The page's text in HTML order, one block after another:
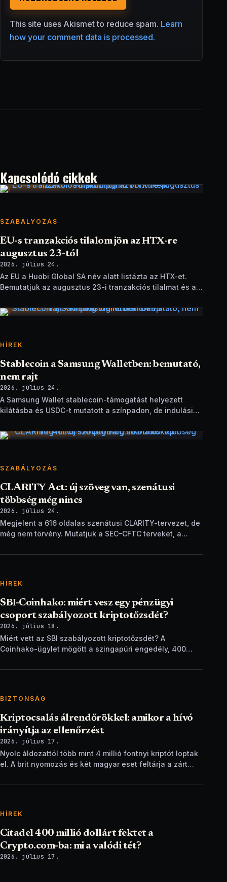
This site uses Akismet to reduce spam. Learn
how your comment data is processed.
Kapcsolódó cikkek
SZABÁLYOZÁS
EU-s tranzakciós tilalom jön az HTX-re
augusztus 23-tól
2026. július 24.
Az EU a Huobi Global SA név alatt listázta az HTX-et.
Bemutatjuk az augusztus 23-i tranzakciós tilalmat és a
HÍREK
Stablecoin a Samsung Walletben: bemutató,
nem rajt
2026. július 24.
A Samsung Wallet stablecoin-támogatást helyezett
kilátásba és USDC-t mutatott a színpadon, de indulási
SZABÁLYOZÁS
CLARITY Act: új szöveg van, szenátusi
többség még nincs
2026. július 24.
Megjelent a 616 oldalas szenátusi CLARITY-tervezet, de
még nem törvény. Mutatjuk a SEC–CFTC terveket, a
HÍREK
SBI-Coinhako: miért vesz egy pénzügyi
csoport szabályozott kriptotőzsdét?
2026. július 18.
Miért vett az SBI szabályozott kriptotőzsdét? A
Coinhako-ügylet mögött a szingapúri engedély, 400
BIZTONSÁG
Kriptocsalás álrendőrökkel: amikor a hívó
irányítja az ellenőrzést
2026. július 17.
Nyolc áldozattól több mint 4 millió fontnyi kriptót loptak
el. A brit nyomozás és két magyar eset feltárja a zárt
HÍREK
Citadel 400 millió dollárt fektet a
Crypto.com-ba: mi a valódi tét?
2026. július 17.